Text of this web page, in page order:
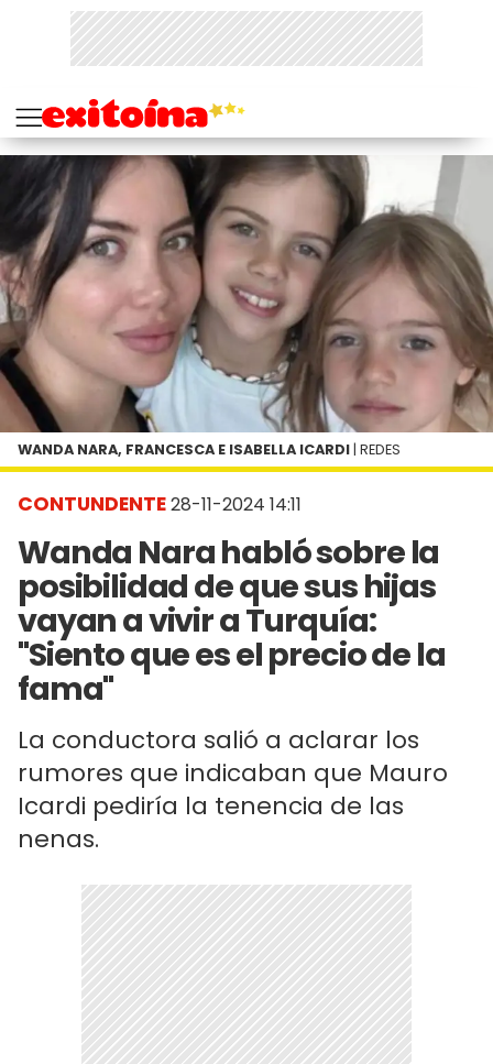
CONTUNDENTE28-11-2024 14:11
Wanda Nara habló sobre la
posibilidad de que sus hijas
vayan a vivir a Turquía:
"Siento que es el precio de la
fama"
La conductora salió a aclarar los
rumores que indicaban que Mauro
Icardi pediría la tenencia de las
nenas.
WANDA NARA, FRANCESCA E ISABELLA ICARDI | REDES